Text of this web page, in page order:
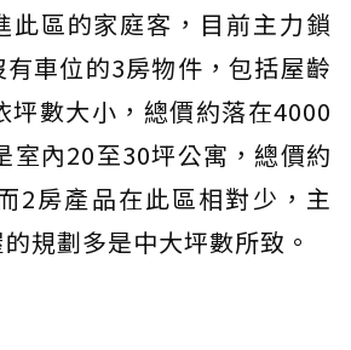
此區的家庭客，目前主力鎖
車位的3房物件，包括屋齡
坪數大小，總價約落在4000
室內20至30坪公寓，總價約
2房產品在此區相對少，主
規劃多是中大坪數所致。